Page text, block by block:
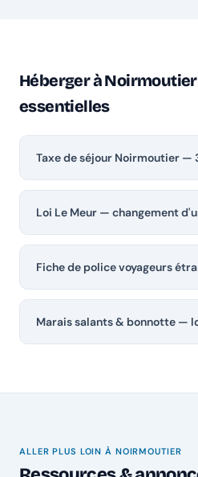
Héberger à
essentielles
Taxe de séjour Noirmoutier —
Loi Le Meur — changement
Fiche de police voyageurs
Marais salants & bonnotte —
ALLER PLUS LOIN À NOIRMOUTIER